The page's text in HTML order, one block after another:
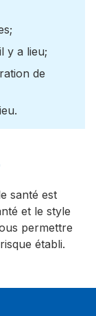
y a lieu;
de
santé est
et le style
permettre
établi.